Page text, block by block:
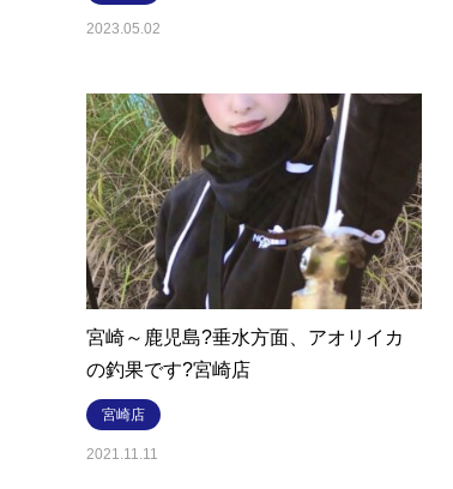
2023.05.02
宮崎～鹿児島?垂水方面、アオリイカ
の釣果です?宮崎店
宮崎店
2021.11.11